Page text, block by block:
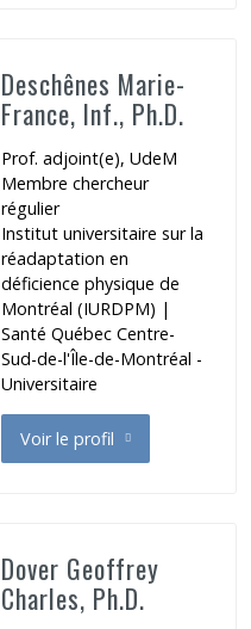
Deschênes Marie-
France, Inf., Ph.D.
Prof. adjoint(e), UdeM
Membre chercheur
régulier
Institut universitaire sur la
réadaptation en
déficience physique de
Montréal (IURDPM) |
Santé Québec Centre-
Sud-de-l'Île-de-Montréal -
Universitaire
Voir le profil
de Deschênes Marie-France
Dover Geoffrey
Charles, Ph.D.